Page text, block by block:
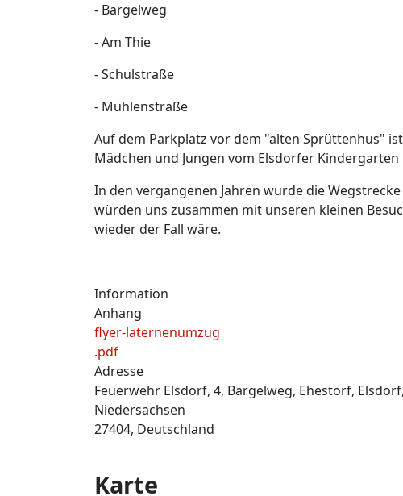
- Bargelweg
- Am Thie
- Schulstraße
- Mühlenstraße
Auf dem Parkplatz vor dem "alten Sprüttenhus"
Mädchen und Jungen vom Elsdorfer
In den vergangenen Jahren wurde die
würden uns zusammen mit unseren kleinen
wieder der Fall wäre.
Information
Anhang
flyer-laternenumzug
.pdf
Adresse
Feuerwehr Elsdorf, 4, Bargelweg, Ehestorf,
Niedersachsen
27404, Deutschland
Karte